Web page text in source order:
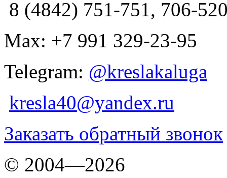
8 (4842) 751-751, 706-
Max: +7 991 329-23-95
Telegram: @kreslakaluga
kresla40@yandex.ru
Заказать обратный звонок
© 2004—2026